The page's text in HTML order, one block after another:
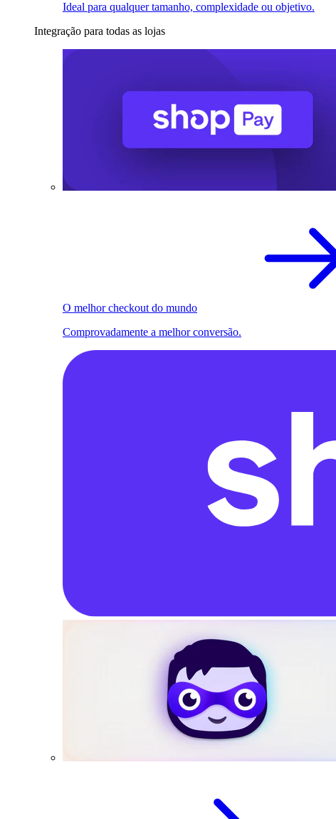
Ideal para qualquer tamanho, complexidade ou objetivo.
Integração para todas as lojas
O melhor checkout do mundo
Comprovadamente a melhor conversão.